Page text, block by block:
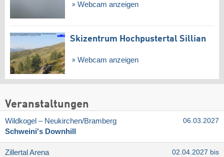
Webcam anzeigen
Skizentrum Hochpustertal Sillian
Webcam anzeigen
Veranstaltungen
Wildkogel – Neukirchen/​Bramberg
Schweini's Downhill
06.03.2027
Zillertal Arena
02.04.2027 bis